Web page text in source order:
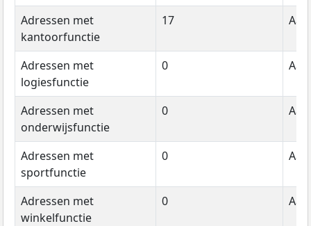
Adressen met
kantoorfunctie
17
Adressen met
logiesfunctie
0
Adressen met
onderwijsfunctie
0
Adressen met
sportfunctie
0
Adressen met
winkelfunctie
0